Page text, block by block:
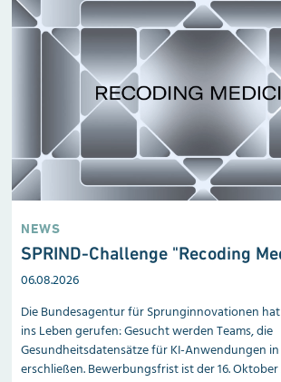
NEWS
SPRIND-Challenge "Recoding
06.08.2026
Die Bundesagentur für Sprunginnovationen
ins Leben gerufen: Gesucht werden Teams, die
Gesundheitsdatensätze für KI-Anwendungen
erschließen. Bewerbungsfrist ist der 16. Oktober